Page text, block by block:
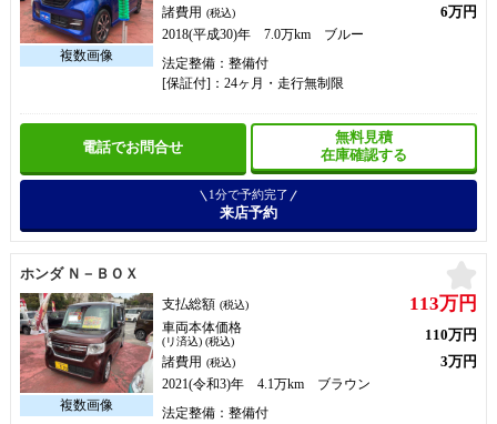
諸費用 (税込) 6万円
2018(平成30)年 7.0万km ブルー
法定整備：整備付
[保証付]：24ヶ月・走行無制限
電話でお問合せ
無料見積
在庫確認する
1分で予約完了
来店予約
ホンダ Ｎ－ＢＯＸ
支払総額 (税込) 113万円
車両本体価格
(リ済込) (税込) 110万円
諸費用 (税込) 3万円
2021(令和3)年 4.1万km ブラウン
法定整備：整備付